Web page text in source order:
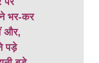
भर-कर
और,
पड़े